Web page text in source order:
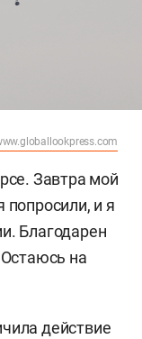
Завтра мой
попросили, и я
Благодарен
на
действие